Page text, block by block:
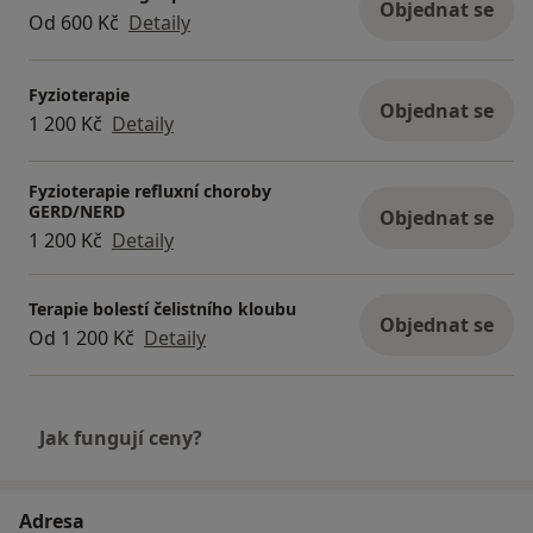
Od 600 Kč Detaily Objednat se
Fyzioterapie
1 200 Kč Detaily Objednat se
Fyzioterapie refluxní choroby
GERD/NERD
1 200 Kč Detaily
Objednat se
Terapie bolestí čelistního kloubu
Od 1 200 Kč Detaily Objednat se
Jak fungují ceny?
Adresa